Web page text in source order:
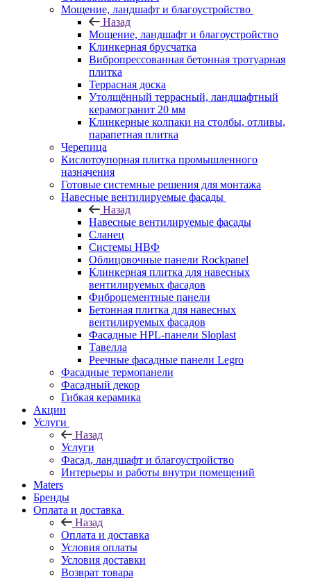
Мощение, ландшафт и благоустройство
Назад
Мощение, ландшафт и благоустройство
Клинкерная брусчатка
Вибропрессованная бетонная тротуарная
плитка
Террасная доска
Утолщённый террасный, ландшафтный
керамогранит 20 мм
Клинкерные колпаки на столбы, отливы,
парапетная плитка
Черепица
Кислотоупорная плитка промышленного
назначения
Готовые системные решения для монтажа
Навесные вентилируемые фасады
Назад
Навесные вентилируемые фасады
Сланец
Системы НВФ
Облицовочные панели Rockpanel
Клинкерная плитка для навесных
вентилируемых фасадов
Фиброцементные панели
Бетонная плитка для навесных
вентилируемых фасадов
Фасадные HPL-панели Sloplast
Тавелла
Реечные фасадные панели Legro
Фасадные термопанели
Фасадный декор
Гибкая керамика
Акции
Услуги
Назад
Услуги
Фасад, ландшафт и благоустройство
Интерьеры и работы внутри помещений
Maters
Бренды
Оплата и доставка
Назад
Оплата и доставка
Условия оплаты
Условия доставки
Возврат товара